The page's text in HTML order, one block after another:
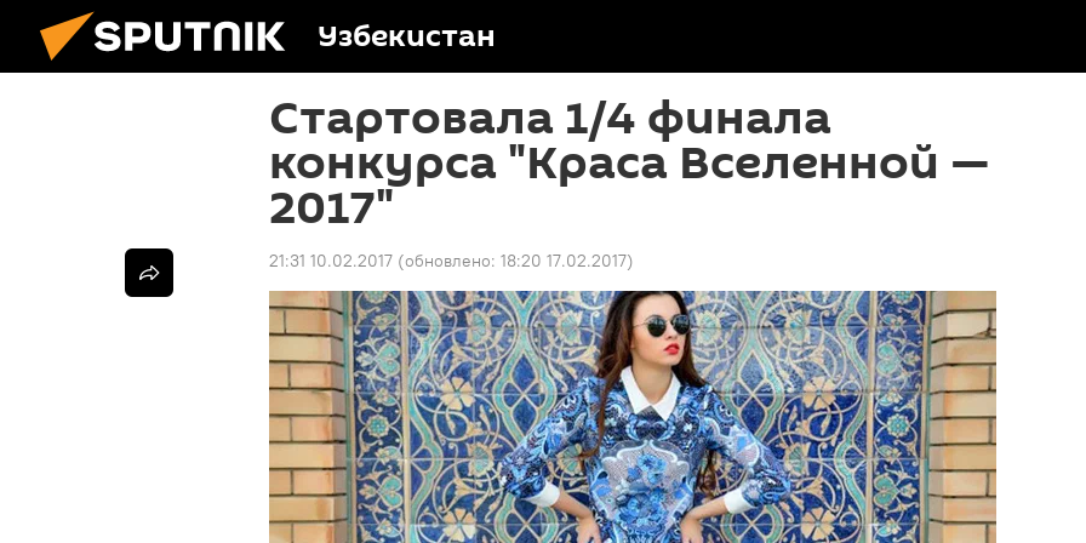
Узбекистан
Стартовала 1/4 финала
конкурса "Краса Вселенной —
2017"
21:31 10.02.2017 (обновлено: 18:20 17.02.2017)